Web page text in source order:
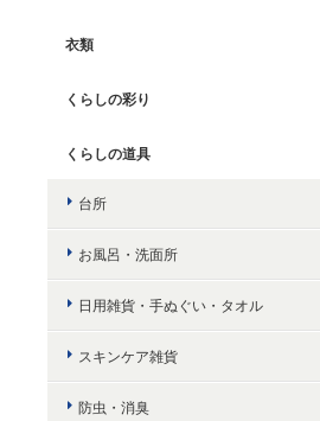
衣類
くらしの彩り
くらしの道具
台所
お風呂・洗面所
日用雑貨・手ぬぐい・タオル
スキンケア雑貨
防虫・消臭